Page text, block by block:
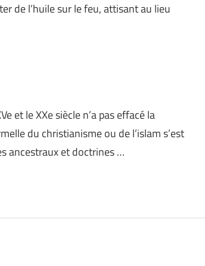
de l’huile sur le feu, attisant au lieu
et le XXe siècle n’a pas effacé la
du christianisme ou de l’islam s’est
ancestraux et doctrines …